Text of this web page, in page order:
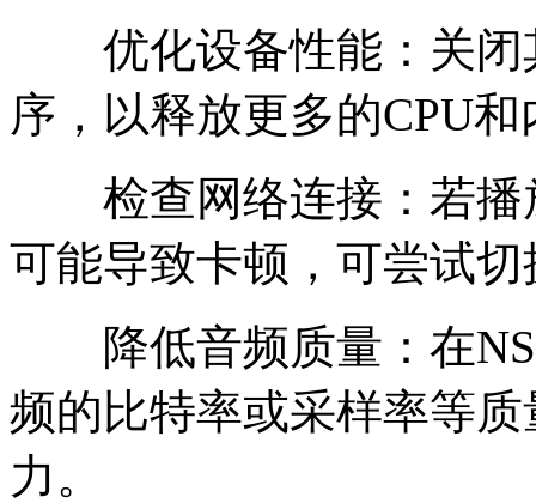
优化设备性能：关闭
序，以释放更多的CPU
检查网络连接：若播
可能导致卡顿，可尝试
降低音频质量：在
频的比特率或采样率等
力。